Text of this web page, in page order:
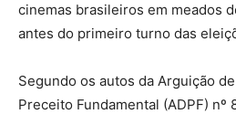
cinemas brasileiros em meados
antes do primeiro turno das
Segundo os autos da Arguição
Preceito Fundamental (ADPF) nº